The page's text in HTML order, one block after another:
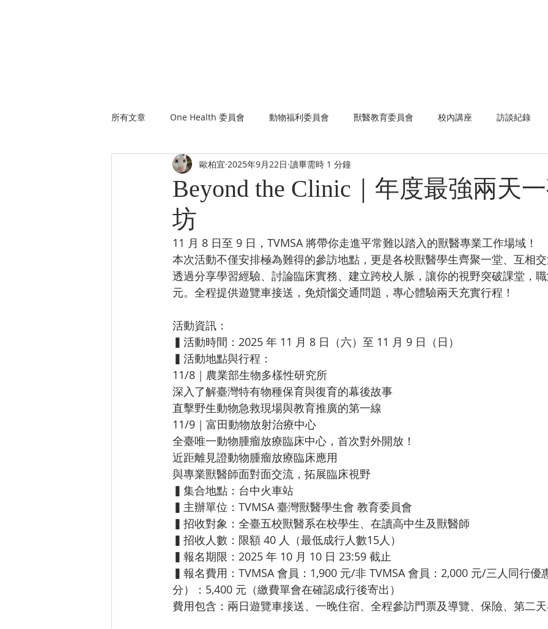
所有文章 One Health 委員會 動物福利委員會 獸醫教育委員會 校內講座 訪談紀錄
政策權益部 會友聯絡部 贊助廠商 最新活動
Beyond the Clinic｜年度最強兩天
坊
歐柏宜 2025年9月22日 讀畢需時 1 分鐘
11 月 8 日至 9 日，TVMSA 將帶你走進平常難以踏入的獸醫專業工作場域！
本次活動不僅安排極為難得的參訪地點，更是各校獸醫學生齊聚一堂、互相交
透過分享學習經驗、討論臨床實務、建立跨校人脈，讓你的視野突破課堂，
元。全程提供遊覽車接送，免煩惱交通問題，專心體驗兩天充實行程！
活動資訊：
▍ 活動時間：2025 年 11 月 8 日（六）至 11 月 9 日（日）
▍ 活動地點與行程：
11/8｜農業部生物多樣性研究所
深入了解臺灣特有物種保育與復育的幕後故事
直擊野生動物急救現場與教育推廣的第一線
11/9｜富田動物放射治療中心
全臺唯一動物腫瘤放療臨床中心，首次對外開放！
近距離見證動物腫瘤放療臨床應用
與專業獸醫師面對面交流，拓展臨床視野
▍ 集合地點：台中火車站
▍ 主辦單位：TVMSA 臺灣獸醫學生會 教育委員會
▍ 招收對象：全臺五校獸醫系在校學生、在讀高中生及獸醫師
▍ 招收人數：限額 40 人（最低成行人數15人）
▍ 報名期限：2025 年 10 月 10 日 23:59 截止
▍ 報名費用：TVMSA 會員：1,900 元/非 TVMSA 會員：2,000 元/三人同行優
分）：5,400 元 （繳費單會在確認成行後寄出）
費用包含：兩日遊覽車接送、一晚住宿、全程參訪門票及導覽、保險、第二